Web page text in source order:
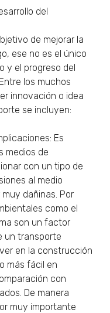
del
de mejorar la
ese no es el único
y el progreso del
los muchos
innovación o idea
se incluyen:
Es
medios de
con un tipo de
al medio
dañinas. Por
como el
son un factor
un transporte
en la construcción
más fácil en
con
De manera
muy importante